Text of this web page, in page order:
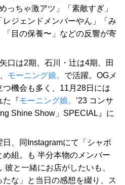
っちゃ激アツ」「素敵すぎ」
レジェンドメンバーやん」「み
目の保養〜」などの反響が寄
口は2期、石川・辻は4期、田
モーニング娘。 で活躍。OGメ
機会も多く、11月28日には
た『モーニング娘。 ’23 コンサ
Shine Show」SPECIAL』に
、同Instagramにて「シャボ
組。も 半分本物のメンバー
と一緒にお店がしたいも、
な」と当日の感想を綴り、ス